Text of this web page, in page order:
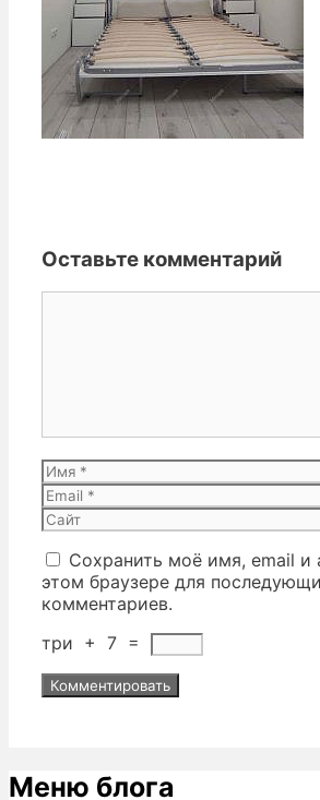
Оставьте комментарий
Имя
Сохранить моё имя, email и
этом браузере для
комментариев.
три + 7 =
Меню блога